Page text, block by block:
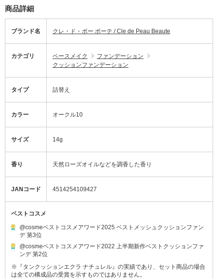
商品詳細
ブランド名 クレ・ド・ポー ボーテ / Cle de Peau Beaute
カテゴリ ベースメイク
ファンデーション
クッションファンデーション
タイプ 詰替え
カラー オークル10
サイズ 14g
香り 天然ローズオイルなどを調香した香り
JANコード 4514254109427
ベストコスメ
@cosmeベストコスメアワード2025 ベストメッシュクッションファン
デ 第3位
@cosmeベストコスメアワード2022 上半期新作ベストクッションファ
ンデ 第2位
※『タンクッションエクラ ナチュレル』の実績であり、セット商品の場合
は全ての構成品の受賞を示すものではありません。